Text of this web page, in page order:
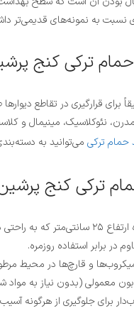
به نمونه‌های قدیمی‌تر
ترکی کنج
برای قرارگیری در تقاطع
نئوکلاسیک، مینیمال
ترکی می‌توانید به
ترکی کنج
برابر استفاده روزمره.
و قارچ‌ها در محیط
معمولی (بدون نیاز به مواد
برای جلوگیری از هرگونه